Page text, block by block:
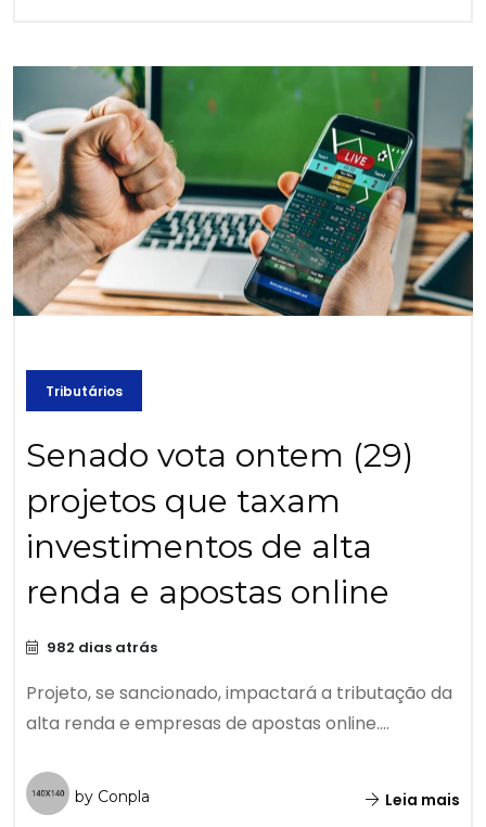
Tributários
Senado vota ontem (29)
projetos que taxam
investimentos de alta
renda e apostas online
982 dias atrás
Projeto, se sancionado, impactará a tributação da
alta renda e empresas de apostas online....
by Conpla Leia mais